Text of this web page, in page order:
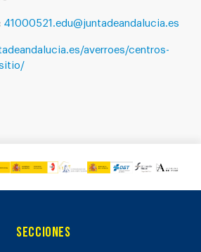
41000521.edu@juntadeandalucia.es
averroes/centros-
Secciones